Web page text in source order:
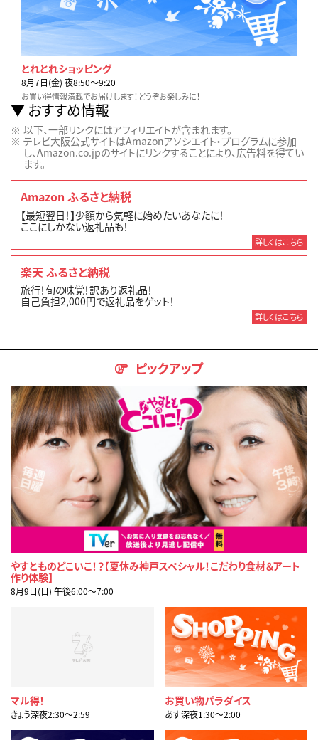
とれとれショッピング
8月7日(金) 夜8:50〜9:20
お買い得情報満載でお届けします！どうぞお楽しみに！
おすすめ情報
以下、一部リンクにはアフィリエイトが含まれます。
テレビ大阪公式サイトはAmazonアソシエイト・プログラムに参加
し、Amazon.co.jpのサイトにリンクすることにより、広告料を得てい
ます。
Amazon ふるさと納税
【最短翌日！】少額から気軽に始めたいあなたに！
ここにしかない返礼品も！
詳しくはこちら
楽天 ふるさと納税
旅行！旬の味覚！訳あり返礼品！
自己負担2,000円で返礼品をゲット！
詳しくはこちら
ピックアップ
やすとものどこいこ！？【夏休み神戸スペシャル！こだわり食材＆アート
作り体験】
8月9日(日) 午後6:00〜7:00
マル得！
きょう深夜2:30〜2:59
お買い物パラダイス
あす深夜1:30〜2:00